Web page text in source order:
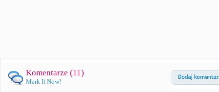
Komentarze (11)
Mark It Now!